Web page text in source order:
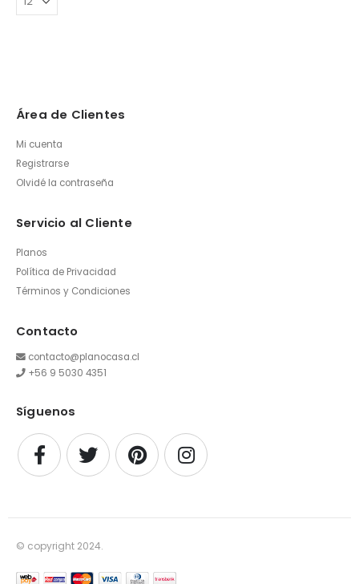
Área de Clientes
Mi cuenta
Registrarse
Olvidé la contraseña
Servicio al Cliente
Planos
Política de Privacidad
Términos y Condiciones
Contacto
contacto@planocasa.cl
+56 9 5030 4351
Síguenos
© copyright 2024.